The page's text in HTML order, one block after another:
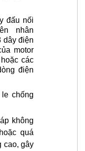
đấu nối
nhân
dây điện
motor
các
điện
chống
không
quá
cao, gây